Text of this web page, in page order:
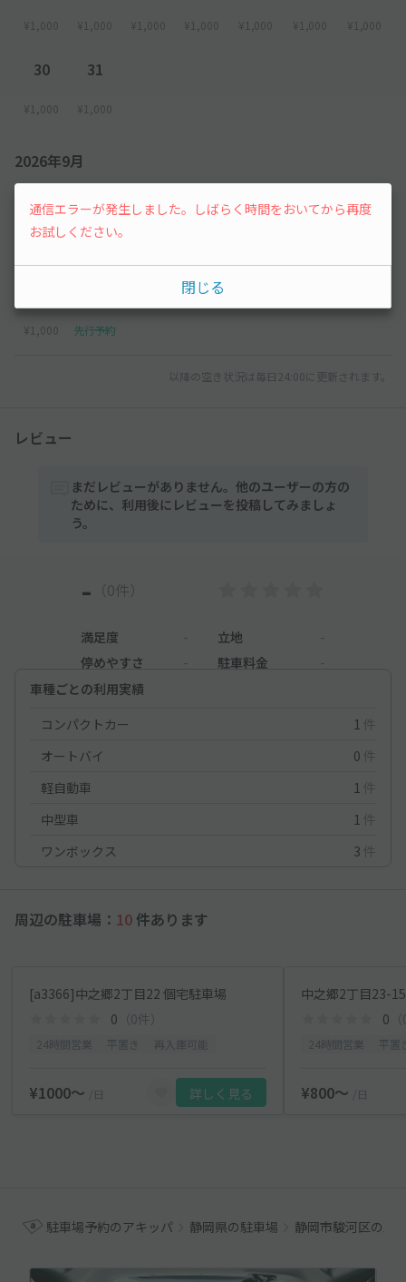
¥1,000 ¥1,000 ¥1,000 ¥1,000 ¥1,000 ¥1,000 ¥1,000
30
¥1,000
31
¥1,000
2026年9月
1 2 3 4 5
¥1,000 先行予約
以降の空き状況は毎日24:00に更新されます。
レビュー
まだレビューがありません。他のユーザーの方の
ために、利用後にレビューを投稿してみましょ
う。
- （0件）
満足度 立地
停めやすさ
駐車料金
車種ごとの利用実績
コンパクトカー
1 件
オートバイ
0 件
軽自動車
1 件
中型車
1 件
ワンボックス
3 件
周辺の駐車場： 10 件あります
[a3366]中之郷2丁目22 個宅駐車場
0 （0件）
¥1000〜 /日 詳しく見る
中之郷2丁目23-
0
¥800〜 /日
駐車場予約のアキッパ 静岡県の駐車場 静岡市駿河区の駐
通信エラーが発生しました。しばらく時間をおいてから再度
お試しください。
閉じる